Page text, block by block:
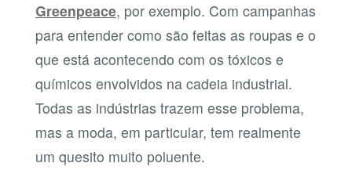
Greenpeace, por exemplo. Com campanhas
para entender como são feitas as roupas e o
que está acontecendo com os tóxicos e
químicos envolvidos na cadeia industrial.
Todas as indústrias trazem esse problema,
mas a moda, em particular, tem realmente
um quesito muito poluente.